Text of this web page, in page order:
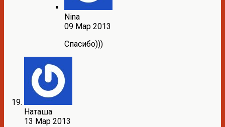
Nina
09 Мар 2013
Спасибо)))
Наташа
13 Мар 2013